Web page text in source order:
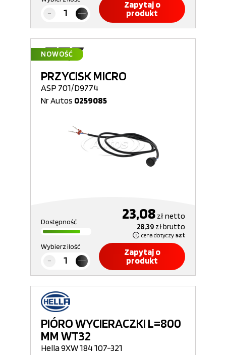
Zapytaj o
produkt
NOWOŚĆ
PRZYCISK MICRO
ASP 701/D9774
Nr Autos 0259085
Dostępność 23,08 złnetto
28,39 złbrutto
cena dotyczy szt
Wybierz ilość
Zapytaj o
produkt
PIÓRO WYCIERACZKI L=800
MM WT32
Hella 9XW 184 107-321